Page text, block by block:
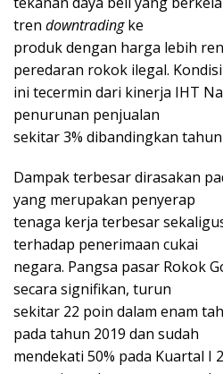
tren downtradingke
produk dengan harga lebih
peredaran rokok ilegal. Kondisi
ini tecermin dari kinerja IHT
penurunan penjualan
sekitar 3% dibandingkan
Dampak terbesar dirasakan
yang merupakan penyerap
tenaga kerja terbesar
terhadap penerimaan cukai
negara. Pangsa pasar Rokok
secara signifikan, turun
sekitar 22 poin dalam enam
pada tahun 2019 dan sudah
mendekati 50% pada Kuartal I